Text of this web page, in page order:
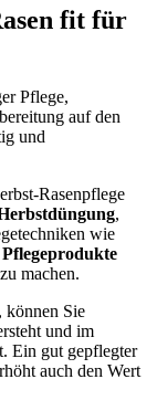
fit für
Pflege,
auf den
und
Rasenpflege
,
wie
zu machen.
können Sie
und im
Ein gut gepflegter
auch den Wert